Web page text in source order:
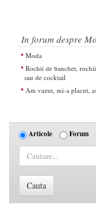
In forum despre
Moda
Rochii de banchet,
sau de cocktail
Am vazut, mi-a placut,
Articole Forum